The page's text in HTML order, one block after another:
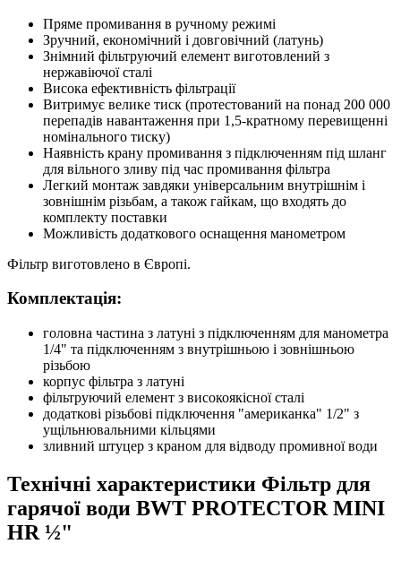
Пряме промивання в ручному режимі
Зручний, економічний і довговічний (латунь)
Знімний фільтруючий елемент виготовлений з
нержавіючої сталі
Висока ефективність фільтрації
Витримує велике тиск (протестований на понад 200 000
перепадів навантаження при 1,5-кратному перевищенні
номінального тиску)
Наявність крану промивання з підключенням під шланг
для вільного зливу під час промивання фільтра
Легкий монтаж завдяки універсальним внутрішнім і
зовнішнім різьбам, а також гайкам, що входять до
комплекту поставки
Можливість додаткового оснащення манометром
Фільтр виготовлено в Європі.
Комплектація:
головна частина з латуні з підключенням для манометра
1/4" та підключенням з внутрішньою і зовнішньою
різьбою
корпус фільтра з латуні
фільтруючий елемент з високоякісної сталі
додаткові різьбові підключення "американка" 1/2" з
ущільнювальними кільцями
зливний штуцер з краном для відводу промивної води
Технічні характеристики Фільтр для
гарячої води BWT PROTECTOR MINI
HR ½"